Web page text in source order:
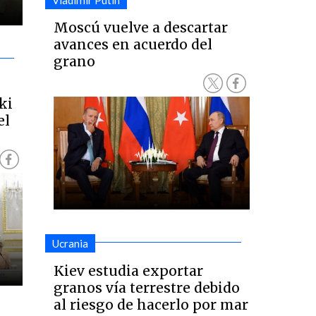
Moscú vuelve a descartar
avances en acuerdo del
grano
Ucrania
Kiev estudia exportar
granos vía terrestre debido
al riesgo de hacerlo por mar